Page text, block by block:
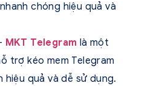
chóng hiệu quả và
MKT Telegram là một
trợ kéo mem Telegram
quả và dễ sử dụng.